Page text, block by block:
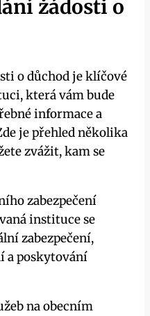
žádosti o
o důchod je klíčové
která vám bude
informace a
je přehled několika
zvážit, kam se
zabezpečení
instituce se
zabezpečení,
a poskytování
na obecním